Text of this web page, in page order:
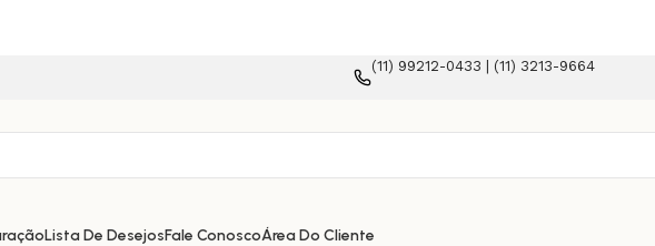
(11) 99212-0433 | (11) 3213-9664
Lista De DesejosFale ConoscoÁrea Do Cliente